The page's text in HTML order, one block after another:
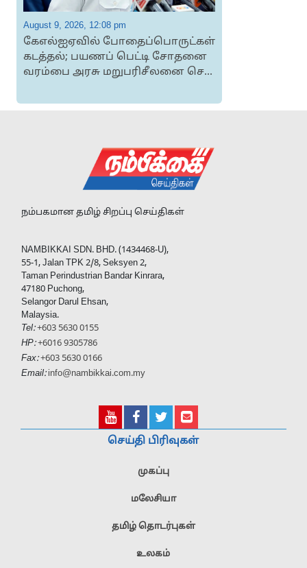
August 9, 2026, 12:08 pm
கேஎல்ஐஏவில் போதைப்பொருட்கள்
கடத்தல்; பயணப் பெட்டி சோதனை
வரம்பை அரசு மறுபரிசீலனை செ...
நம்பகமான தமிழ் சிறப்பு செய்திகள்
NAMBIKKAI SDN. BHD. (1434468-U),
55-1, Jalan TPK 2/8, Seksyen 2,
Taman Perindustrian Bandar Kinrara,
47180 Puchong,
Selangor Darul Ehsan,
Malaysia.
Tel:+603 5630 0155
HP:+6016 9305786
Fax: +603 5630 0166
Email: info@nambikkai.com.my
செய்தி பிரிவுகள்
முகப்பு
மலேசியா
தமிழ் தொடர்புகள்
உலகம்